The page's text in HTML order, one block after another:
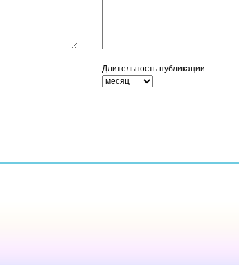
Длительность публикации